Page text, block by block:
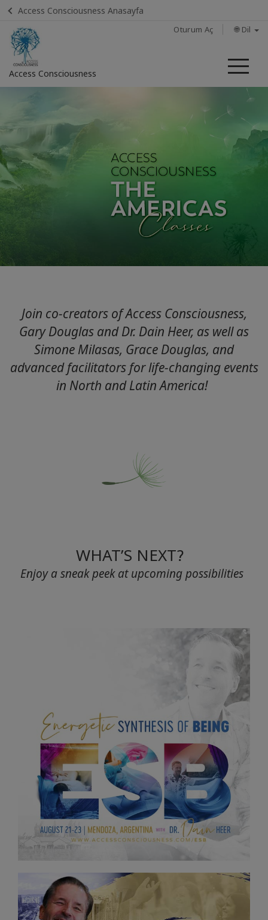
Access Consciousness Anasayfa
Oturum Aç 🌐 Dil
Access Consciousness
Hesabınızda
açın
Home
Calendar
Join co-creators of Access Consciousness,
Gary Douglas and Dr. Dain Heer, as well as
Simone Milasas, Grace Douglas, and
advanced facilitators for life-changing events
in North and Latin America!
WHAT’S NEXT?
Enjoy a sneak peek at upcoming possibilities